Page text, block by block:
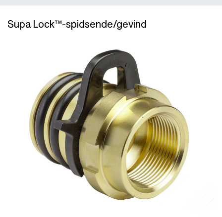
KONTAKT OS
Supa Lock™-spidsende/gevind